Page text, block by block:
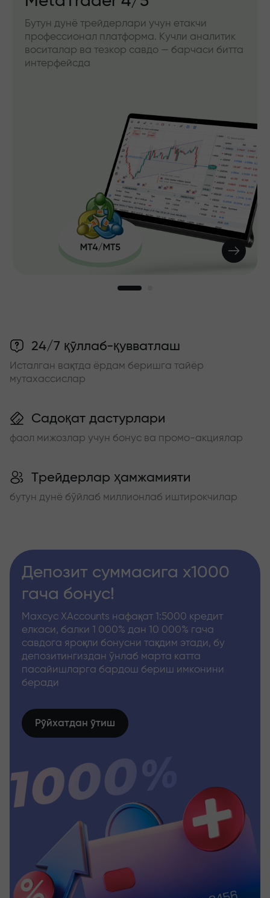
Бутун дунё трейдерлари учун етакчи
профессионал платформа. Кучли аналитик
воситалар ва тезкор савдо — барчаси битта
интерфейсда
24/7 қўллаб-қувватлаш
Исталган вақтда ёрдам беришга тайёр
мутахассислар
Садоқат дастурлари
фаол мижозлар учун бонус ва промо-акциялар
Трейдерлар ҳамжамияти
бутун дунё бўйлаб миллионлаб иштирокчилар
Депозит суммасига x1000
гача бонус!
Махсус XAccounts нафақат 1:5000 кредит
елкаси, балки 1 000% дан 10 000% гача
савдога яроқли бонусни тақдим этади, бу
депозитингиздан ўнлаб марта катта
пасайишларга бардош бериш имконини
беради
Рўйхатдан ўтиш